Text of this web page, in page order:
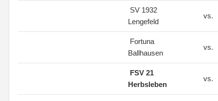
SV 1932
Lengefeld
vs.
Fortuna
Ballhausen
vs.
FSV 21
Herbsleben
vs.